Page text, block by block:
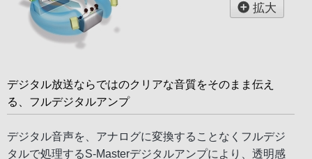
拡大
デジタル放送ならではのクリアな音質をそのまま伝え
る、フルデジタルアンプ
デジタル音声を、アナログに変換することなくフルデジ
タルで処理するS-Masterデジタルアンプにより、透明感